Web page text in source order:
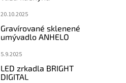
20.10.2025
Gravírované sklenené
umývadlo ANHELO
5.9.2025
LED zrkadla BRIGHT
DIGITAL